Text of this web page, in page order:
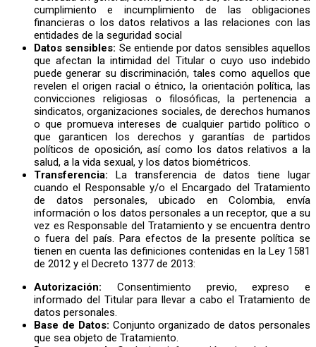
cumplimiento e incumplimiento de las obligaciones
financieras o los datos relativos a las relaciones con las
entidades de la seguridad social
Datos sensibles: Se entiende por datos sensibles aquellos
que afectan la intimidad del Titular o cuyo uso indebido
puede generar su discriminación, tales como aquellos que
revelen el origen racial o étnico, la orientación política, las
convicciones religiosas o filosóficas, la pertenencia a
sindicatos, organizaciones sociales, de derechos humanos
o que promueva intereses de cualquier partido político o
que garanticen los derechos y garantías de partidos
políticos de oposición, así como los datos relativos a la
salud, a la vida sexual, y los datos biométricos.
Transferencia: La transferencia de datos tiene lugar
cuando el Responsable y/o el Encargado del Tratamiento
de datos personales, ubicado en Colombia, envía
información o los datos personales a un receptor, que a su
vez es Responsable del Tratamiento y se encuentra dentro
o fuera del país. Para efectos de la presente política se
tienen en cuenta las definiciones contenidas en la Ley 1581
de 2012 y el Decreto 1377 de 2013:
Autorización: Consentimiento previo, expreso e
informado del Titular para llevar a cabo el Tratamiento de
datos personales.
Base de Datos: Conjunto organizado de datos personales
que sea objeto de Tratamiento.